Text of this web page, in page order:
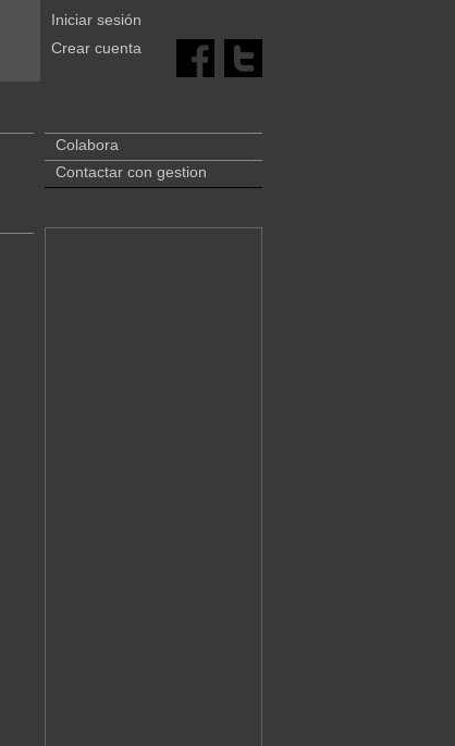
Iniciar sesión
Crear cuenta
Colabora
Contactar con gestion